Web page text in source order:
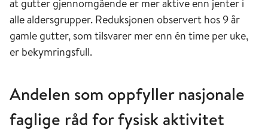
at gutter gjennomgående er mer aktive enn jenter i
alle aldersgrupper. Reduksjonen observert hos 9 år
gamle gutter, som tilsvarer mer enn én time per uke,
er bekymringsfull.
Andelen som oppfyller nasjonale
faglige råd for fysisk aktivitet